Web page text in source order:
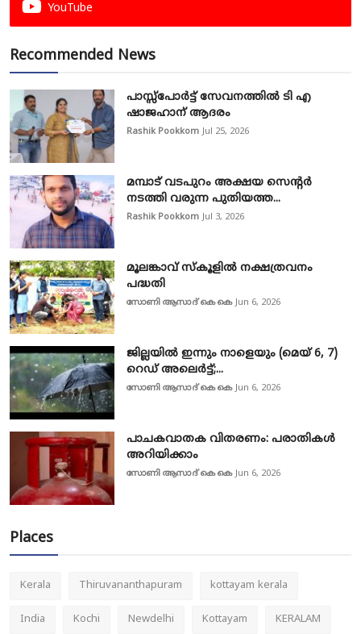
YouTube
Recommended News
പാസ്സ്‌പോർട്ട് സേവനത്തിൽ ടി എ
ഷാജഹാന് ആദരം
Rashik Pookkom Jul 25, 2026
മമ്പാട് വടപുറം അക്ഷയ സെന്റർ
നടത്തി വരുന്ന പുതിയത്ത...
Rashik Pookkom Jul 3, 2026
മൂലങ്കാവ് സ്കൂളിൽ നക്ഷത്രവനം
പദ്ധതി
സോണി ആസാദ് കെ കെ Jun 6, 2026
ജില്ലയിൽ ഇന്നും നാളെയും (മെയ് 6, 7)
റെഡ് അലെർട്ട്;...
സോണി ആസാദ് കെ കെ Jun 6, 2026
പാചകവാതക വിതരണം: പരാതികൾ
അറിയിക്കാം
സോണി ആസാദ് കെ കെ Jun 6, 2026
Places
Kerala Thiruvananthapuram kottayam kerala
India Kochi Newdelhi Kottayam KERALAM